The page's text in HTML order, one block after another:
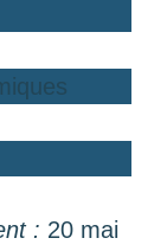
: 20 mai